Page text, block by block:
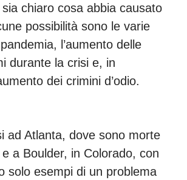
chiaro cosa abbia causato
possibilità sono le varie
l’aumento delle
durante la crisi e, in
dei crimini d’odio.
ad Atlanta, dove sono morte
a Boulder, in Colorado, con
solo esempi di un problema